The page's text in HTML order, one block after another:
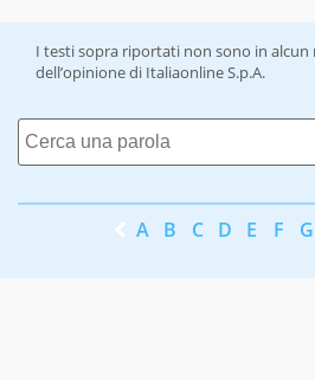
I testi sopra riportati non sono in alcun
dell’opinione di Italiaonline S.p.A.
A B C D E F G